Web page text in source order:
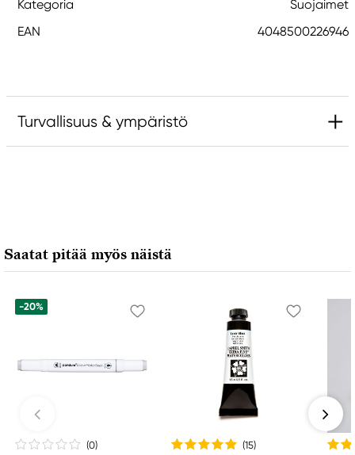
Kategoria
Suojaimet
EAN
4048500226946
Turvallisuus & ympäristö
69115 Heidelberg, Germany
info@montana-cans.com
Saatat pitää myös näistä
-20%
(0)
(15)